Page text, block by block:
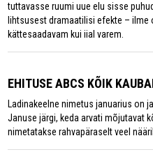
tuttavasse ruumi uue elu sisse
lihtsusest dramaatilisi efekte – ilme
kättesaadavam kui iial varem.
EHITUSE ABCS KÕIK
Ladinakeelne nimetus januarius on
Januse järgi, keda arvati mõjutavat
nimetatakse rahvapäraselt veel